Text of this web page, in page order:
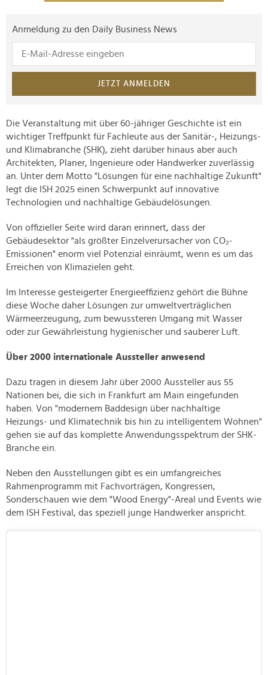
Anmeldung zu den Daily Business News
JETZT ANMELDEN
Die Veranstaltung mit über 60-jähriger Geschichte ist ein
wichtiger Treffpunkt für Fachleute aus der Sanitär-, Heizungs-
und Klimabranche (SHK), zieht darüber hinaus aber auch
Architekten, Planer, Ingenieure oder Handwerker zuverlässig
an. Unter dem Motto "Lösungen für eine nachhaltige Zukunft"
legt die ISH 2025 einen Schwerpunkt auf innovative
Technologien und nachhaltige Gebäudelösungen.
Von offizieller Seite wird daran erinnert, dass der
Gebäudesektor "als größter Einzelverursacher von CO₂-
Emissionen" enorm viel Potenzial einräumt, wenn es um das
Erreichen von Klimazielen geht.
Im Interesse gesteigerter Energieeffizienz gehört die Bühne
diese Woche daher Lösungen zur umweltverträglichen
Wärmeerzeugung, zum bewussteren Umgang mit Wasser
oder zur Gewährleistung hygienischer und sauberer Luft.
Über 2000 internationale Aussteller anwesend
Dazu tragen in diesem Jahr über 2000 Aussteller aus 55
Nationen bei, die sich in Frankfurt am Main eingefunden
haben. Von "modernem Baddesign über nachhaltige
Heizungs- und Klimatechnik bis hin zu intelligentem Wohnen"
gehen sie auf das komplette Anwendungsspektrum der SHK-
Branche ein.
Neben den Ausstellungen gibt es ein umfangreiches
Rahmenprogramm mit Fachvorträgen, Kongressen,
Sonderschauen wie dem "Wood Energy"-Areal und Events wie
dem ISH Festival, das speziell junge Handwerker anspricht.